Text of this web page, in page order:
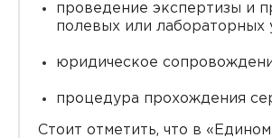
проведение экспертизы и
полевых или лабораторных
юридическое
процедура прохождения
Стоит отметить, что в